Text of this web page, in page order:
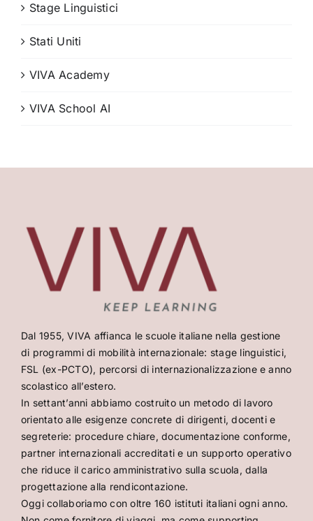
Stage Linguistici
Stati Uniti
VIVA Academy
VIVA School AI
Dal 1955, VIVA affianca le scuole italiane nella gestione
di programmi di mobilità internazionale: stage linguistici,
FSL (ex-PCTO), percorsi di internazionalizzazione e anno
scolastico all’estero.
In settant’anni abbiamo costruito un metodo di lavoro
orientato alle esigenze concrete di dirigenti, docenti e
segreterie: procedure chiare, documentazione conforme,
partner internazionali accreditati e un supporto operativo
che riduce il carico amministrativo sulla scuola, dalla
progettazione alla rendicontazione.
Oggi collaboriamo con oltre 160 istituti italiani ogni anno.